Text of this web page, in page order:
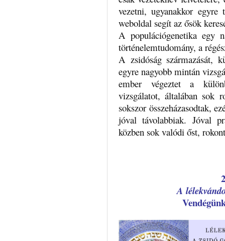
vezetni, ugyanakkor egyre
weboldal segít az ősök
A populációgenetika egy
történelemtudomány, a
A zsidóság származását,
egyre nagyobb mintán
ember végeztet a
vizsgálatot, általában sok
sokszor összeházasodtak,
jóval távolabbiak. Jóval
közben sok valódi őst,
A